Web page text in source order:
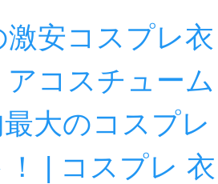
激安コスプレ衣
コスチューム
大のコスプレ
| コスプレ 衣